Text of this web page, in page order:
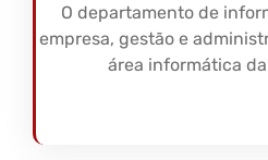
O departamento de
empresa, gestão e
área informática